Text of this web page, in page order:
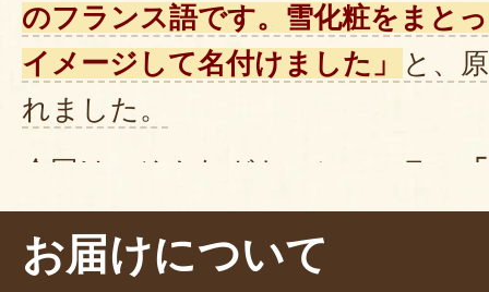
のフランス語です。雪化粧をまと
イメージして名付けました」
と、
れました。
今回は、そんなガトーショコラの
ゆったりとコーヒータイムにいた
届くので、冷蔵庫で2〜3時間ほど
お届けについて